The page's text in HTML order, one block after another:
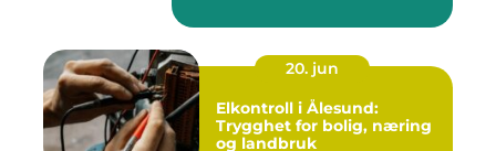
20. jun
Elkontroll i Ålesund:
Trygghet for bolig, næring
og landbruk